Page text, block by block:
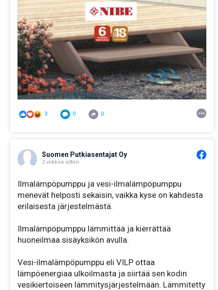
3 0 0
Suomen Putkiasentajat Oy
2 viikkoa sitten
Ilmalämpöpumppu ja vesi-ilmalämpöpumppu
menevät helposti sekaisin, vaikka kyse on kahdesta
erilaisesta järjestelmästä.
Ilmalämpöpumppu lämmittää ja kierrättää
huoneilmaa sisäyksikön avulla.
Vesi-ilmalämpöpumppu eli VILP ottaa
lämpöenergiaa ulkoilmasta ja siirtää sen kodin
vesikiertoiseen lämmitysjärjestelmään. Lämmitetty